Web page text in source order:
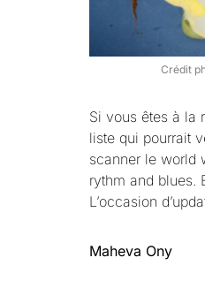
Crédit
Si vous êtes à la
liste qui pourrait
scanner le world
rythm and blues.
L’occasion
Maheva Ony